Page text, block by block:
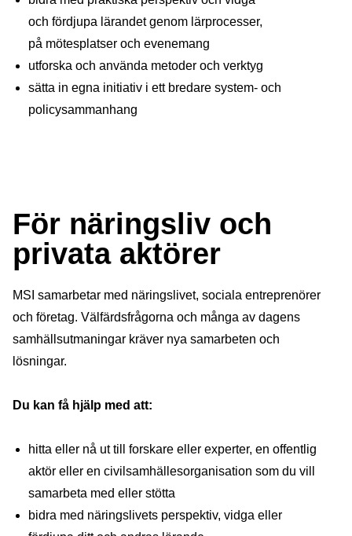
och fördjupa lärandet genom lärprocesser,
på mötesplatser och evenemang
utforska och använda metoder och verktyg
sätta in egna initiativ i ett bredare system- och
policysammanhang
För näringsliv och
privata aktörer
MSI samarbetar med näringslivet, sociala entreprenörer
och företag. Välfärdsfrågorna och många av dagens
samhällsutmaningar kräver nya samarbeten och
lösningar.
Du kan få hjälp med att:
hitta eller nå ut till forskare eller experter, en offentlig
aktör eller en civilsamhällesorganisation som du vill
samarbeta med eller stötta
bidra med näringslivets perspektiv, vidga eller